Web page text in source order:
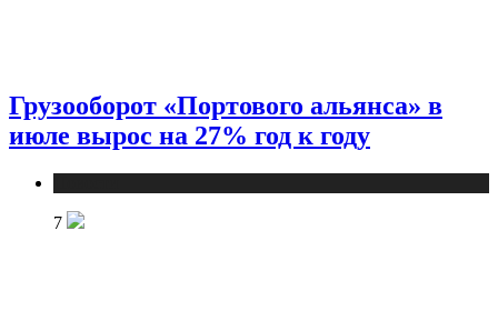
Грузооборот «Портового альянса» в
июле вырос на 27% год к году
7